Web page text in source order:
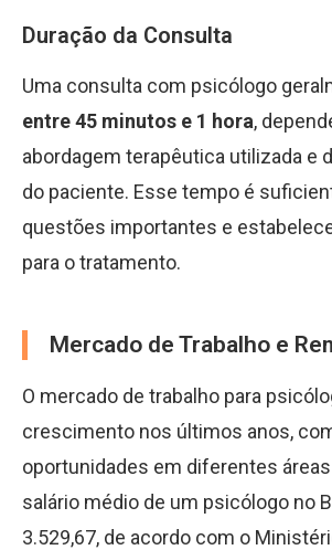
Duração da Consulta
Uma consulta com psicólogo
entre 45 minutos e 1 hora,
abordagem terapêutica utilizada e
do paciente. Esse tempo é
questões importantes e
para o tratamento.
Mercado de Trabalho e
O mercado de trabalho para
crescimento nos últimos anos,
oportunidades em diferentes áreas
salário médio de um psicólogo no
3.529,67, de acordo com o